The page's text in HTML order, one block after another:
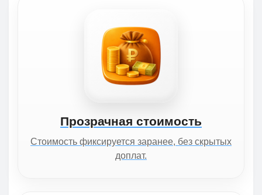
Прозрачная стоимость
Стоимость фиксируется заранее, без скрытых
доплат.